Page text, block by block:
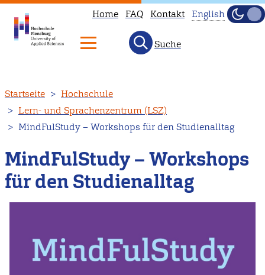
zum
Inhalt
Home FAQ Kontakt
in
English.
Head
page
instead.
English
Hell
Suche
Startseite
Hochschule
Lern- und Sprachenzentrum (LSZ)
MindFulStudy – Workshops für den Studienalltag
MindFulStudy – Workshops
für den Studienalltag